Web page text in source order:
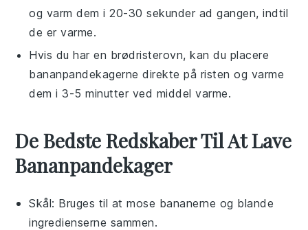
og varm dem i 20-30 sekunder ad gangen, indtil
de er varme.
Hvis du har en brødristerovn, kan du placere
bananpandekagerne direkte på risten og varme
dem i 3-5 minutter ved middel varme.
De Bedste Redskaber Til At Lave
Bananpandekager
Skål: Bruges til at mose bananerne og blande
ingredienserne sammen.